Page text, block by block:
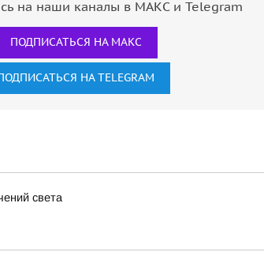
на наши каналы в МАКС и Telegram
ПОДПИСАТЬСЯ НА МАКС
НА TELEGRAM
света